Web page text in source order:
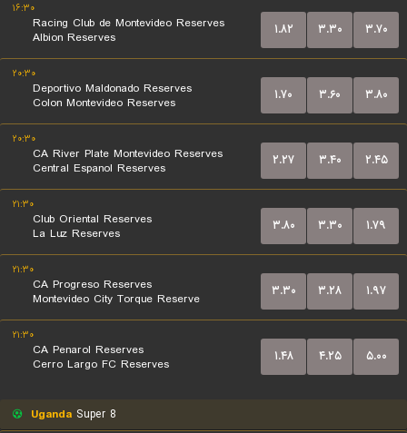
۱۶:۳۰
Racing Club de Montevideo Reserves
Albion Reserves
۱.۸۲ ۳.۳۰ ۳.۷۰
۲۰:۳۰
Deportivo Maldonado Reserves
Colon Montevideo Reserves
۱.۷۰ ۳.۶۰ ۳.۸۰
۲۰:۳۰
CA River Plate Montevideo Reserves
Central Espanol Reserves
۲.۲۷ ۳.۴۰ ۲.۴۵
۲۱:۳۰
Club Oriental Reserves
La Luz Reserves
۳.۸۰ ۳.۳۰ ۱.۷۹
۲۱:۳۰
CA Progreso Reserves
Montevideo City Torque Reserve
۳.۳۰ ۳.۲۸ ۱.۹۷
۲۱:۳۰
CA Penarol Reserves
Cerro Largo FC Reserves
۱.۴۸ ۴.۲۵ ۵.۰۰
Uganda Super 8